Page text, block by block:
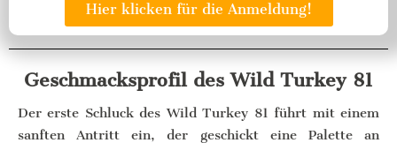
Hier klicken für die Anmeldung!
Geschmacksprofil des Wild Turkey 81
Der erste Schluck des Wild Turkey 81 führt mit einem
sanften Antritt ein, der geschickt eine Palette an